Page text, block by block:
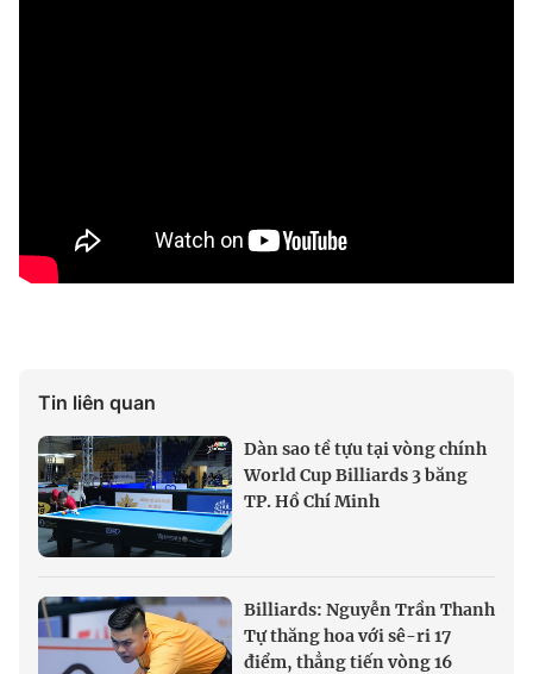
Tin liên quan
Dàn sao tề tựu tại vòng chính
World Cup Billiards 3 băng
TP. Hồ Chí Minh
Billiards: Nguyễn Trần Thanh
Tự thăng hoa với sê-ri 17
điểm, thẳng tiến vòng 16